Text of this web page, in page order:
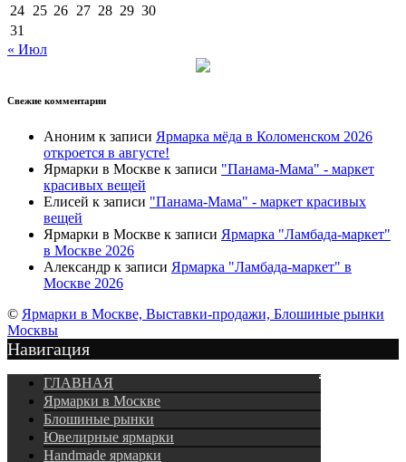
24 25 26 27 28 29 30
31
« Июл
Свежие комментарии
Аноним к записи Ярмарка мёда в Коломенском 2026
откроется в августе!
Ярмарки в Москве к записи "Панама-Мама" - маркет
красивых вещей
Елисей к записи "Панама-Мама" - маркет красивых
вещей
Ярмарки в Москве к записи Ярмарка "Ламбада-маркет"
в Москве 2026
Александр к записи Ярмарка "Ламбада-маркет" в
Москве 2026
© Ярмарки в Москве, Выставки-продажи, Блошиные рынки
Москвы
Навигация
Подписка
ГЛАВНАЯ
Ярмарки в Москве
Блошиные рынки
Ювелирные ярмарки
Нandmade ярмарки